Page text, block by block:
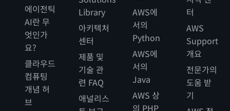
에이전틱
AI란 무
엇인가
요?
클라우드
컴퓨팅
개념 허
브
Library
아키텍처
센터
제품 및
기술 관
련 FAQ
애널리스
AWS에
서의
Python
AWS에
서의
Java
AWS 상
의 PHP
터
AWS
Support
개요
전문가의
도움 받
기